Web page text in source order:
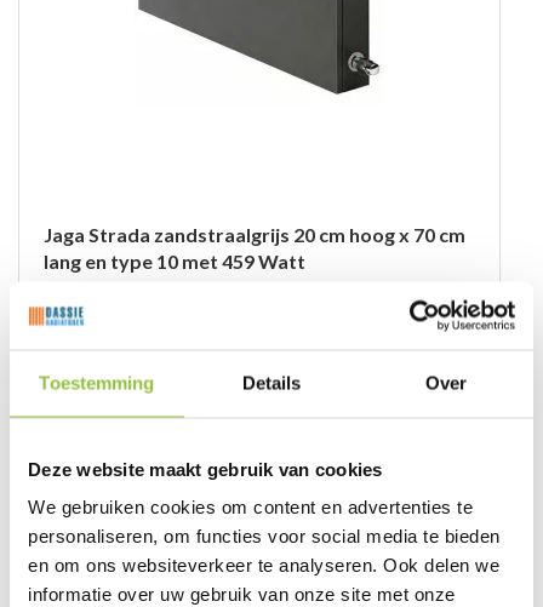
Toestemming Details Over
Deze website maakt gebruik van cookies
We gebruiken cookies om content en advertenties te
personaliseren, om functies voor social media te bieden
en om ons websiteverkeer te analyseren. Ook delen we
informatie over uw gebruik van onze site met onze
Jaga Strada zandstraalgrijs 20 cm hoog x 70 cm
lang en type 10 met 459 Watt
€165,
Bekijk product